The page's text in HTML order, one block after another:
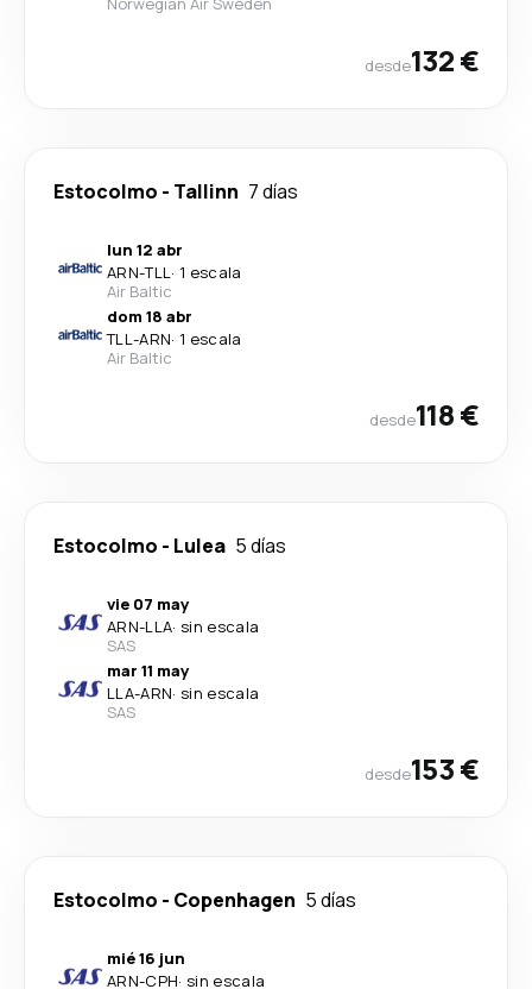
desde132 €
Estocolmo - Tallinn 7 días
lun 12 abr
ARN-TLL· 1 escala
Air Baltic
dom 18 abr
TLL-ARN· 1 escala
Air Baltic
desde118 €
Estocolmo - Lulea 5 días
vie 07 may
ARN-LLA· sin escala
SAS
mar 11 may
LLA-ARN· sin escala
SAS
desde153 €
Estocolmo - Copenhagen 5 días
mié 16 jun
ARN-CPH· sin escala